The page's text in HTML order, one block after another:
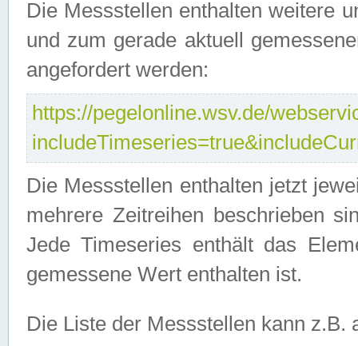
Die Messstellen enthalten weitere
und zum gerade aktuell
angefordert werden:
https://pegelonline.wsv.de/
Die Messstellen enthalten jetzt
mehrere Zeitreihen beschrieben
Jede Timeseries enthält das
gemessene Wert enthalten ist.
Die Liste der Messstellen kann